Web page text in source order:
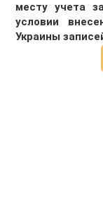
месту учета
условии
Украины